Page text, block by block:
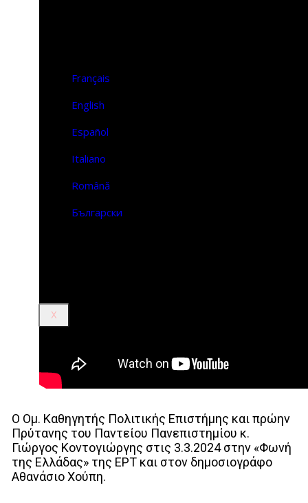
Français
English
Español
Italiano
Română
Български
X
Ο Ομ. Καθηγητής Πολιτικής Επιστήμης και πρώην
Πρύτανης του Παντείου Πανεπιστημίου κ.
Γιώργος Κοντογιώργης στις 3.3.2024 στην «Φωνή
της Ελλάδας» της ΕΡΤ και στον δημοσιογράφο
Αθανάσιο Χούπη.